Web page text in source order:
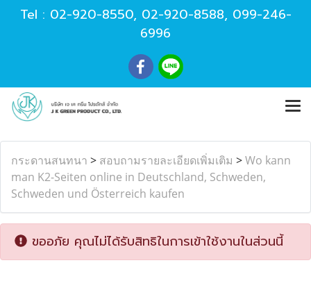
Tel : 02-920-8550, 02-920-8588, 099-246-
6996
กระดานสนทนา > สอบถามรายละเอียดเพิ่มเติม >Wo kann
man K2-Seiten online in Deutschland, Schweden,
Schweden und Österreich kaufen
ขออภัย คุณไม่ได้รับสิทธิในการเข้าใช้งานในส่วนนี้